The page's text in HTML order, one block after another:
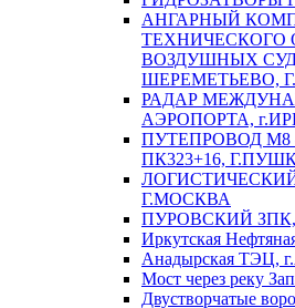
АНГАРНЫЙ
ТЕХНИЧЕСКОГО
ВОЗДУШНЫХ
ШЕРЕМЕТЬЕВО,
РАДАР
АЭРОПОРТА,
ПУТЕПРОВОД
ПК323+16,
Г.МОСКВА
ПУРОВСКИЙ
Иркутская
Анадырская ТЭЦ,
Мост через реку
Двустворчатые